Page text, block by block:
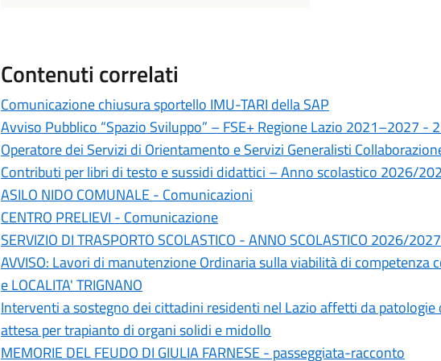
Contenuti correlati
Comunicazione chiusura sportello IMU-TARI della SAP
Avviso Pubblico “Spazio Sviluppo” – FSE+ Regione Lazio 2021–2027 -
Operatore dei Servizi di Orientamento e Servizi Generalisti
Contributi per libri di testo e sussidi didattici – Anno scolastico 2026/
ASILO NIDO COMUNALE - Comunicazioni
CENTRO PRELIEVI - Comunicazione
SERVIZIO DI TRASPORTO SCOLASTICO - ANNO SCOLASTICO 2026/
AVVISO: Lavori di manutenzione Ordinaria sulla viabilità di competenza
e LOCALITA' TRIGNANO
Interventi a sostegno dei cittadini residenti nel Lazio affetti da patologie
attesa per trapianto di organi solidi e midollo
MEMORIE DEL FEUDO DI GIULIA FARNESE - passeggiata-racconto